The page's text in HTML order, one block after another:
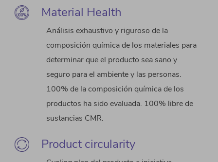
Material Health
Análisis exhaustivo y riguroso de la
composición química de los materiales para
determinar que el producto sea sano y
seguro para el ambiente y las personas.
100% de la composición química de los
productos ha sido evaluada. 100% libre de
sustancias CMR.
Product circularity